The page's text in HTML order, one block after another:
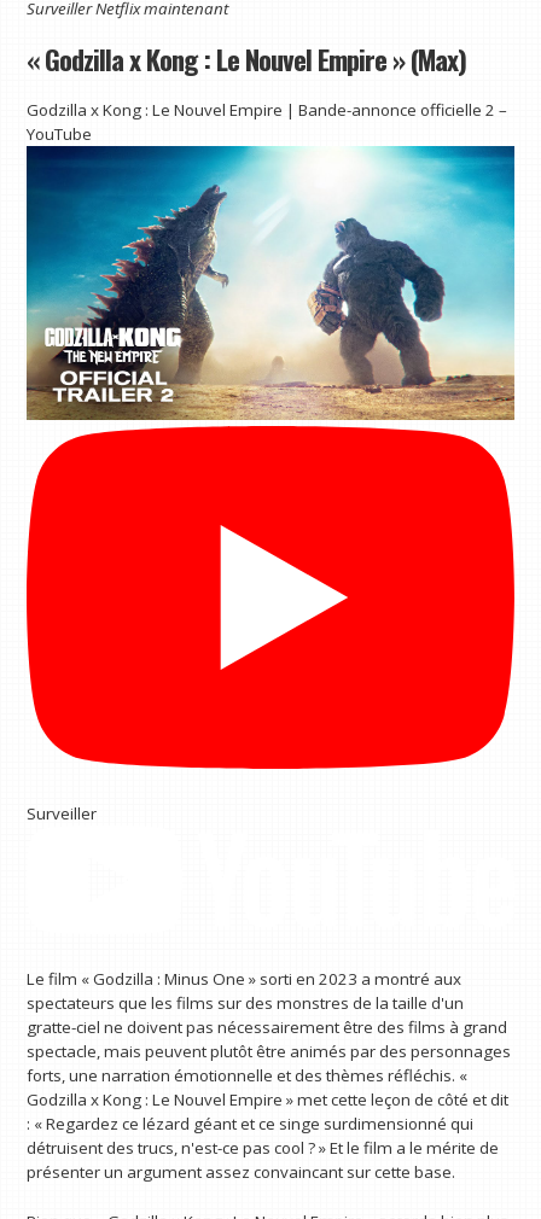
SurveillerNetflixmaintenant
« Godzilla x Kong : Le Nouvel Empire » (Max)
Godzilla x Kong : Le Nouvel Empire | Bande-annonce officielle 2 –
YouTube
Surveiller
Le film « Godzilla : Minus One » sorti en 2023 a montré aux
spectateurs que les films sur des monstres de la taille d'un
gratte-ciel ne doivent pas nécessairement être des films à grand
spectacle, mais peuvent plutôt être animés par des personnages
forts, une narration émotionnelle et des thèmes réfléchis. «
Godzilla x Kong : Le Nouvel Empire » met cette leçon de côté et dit
: « Regardez ce lézard géant et ce singe surdimensionné qui
détruisent des trucs, n'est-ce pas cool ? » Et le film a le mérite de
présenter un argument assez convaincant sur cette base.